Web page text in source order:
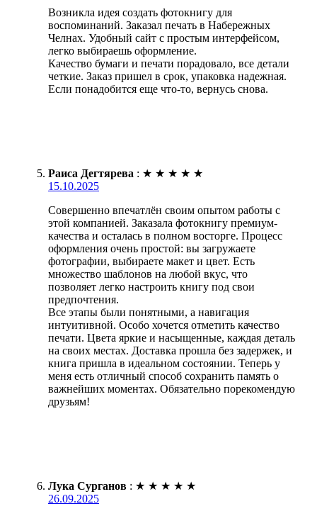
Возникла идея создать фотокнигу для
воспоминаний. Заказал печать в Набережных
Челнах. Удобный сайт с простым интерфейсом,
легко выбираешь оформление.
Качество бумаги и печати порадовало, все детали
четкие. Заказ пришел в срок, упаковка надежная.
Если понадобится еще что-то, вернусь снова.
Раиса Дегтярева : ★ ★ ★ ★ ★
15.10.2025
Совершенно впечатлён своим опытом работы с
этой компанией. Заказала фотокнигу премиум-
качества и осталась в полном восторге. Процесс
оформления очень простой: вы загружаете
фотографии, выбираете макет и цвет. Есть
множество шаблонов на любой вкус, что
позволяет легко настроить книгу под свои
предпочтения.
Все этапы были понятными, а навигация
интуитивной. Особо хочется отметить качество
печати. Цвета яркие и насыщенные, каждая деталь
на своих местах. Доставка прошла без задержек, и
книга пришла в идеальном состоянии. Теперь у
меня есть отличный способ сохранить память о
важнейших моментах. Обязательно порекомендую
друзьям!
Лука Сурганов : ★ ★ ★ ★ ★
26.09.2025